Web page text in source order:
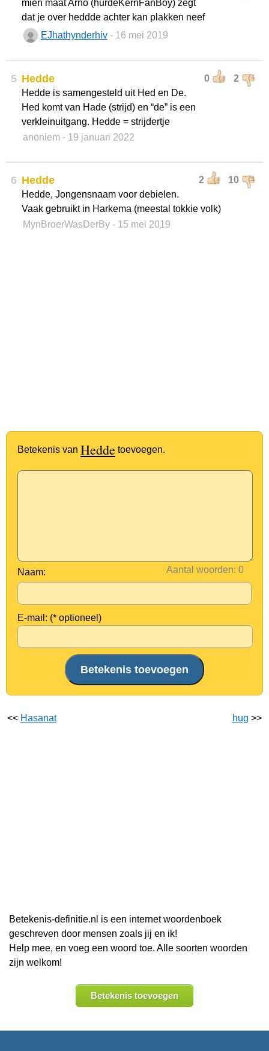
mien maat Arno (hurdeKernFanBoy) zegt
dat je over heddde achter kan plakken neef
EJhathynderhiv - 16 mei 2019
5 0 2
Hedde
Hedde is samengesteld uit Hed en De.
Hed komt van Hade (strijd) en “de” is een
verkleinuitgang. Hedde = strijdertje
anoniem - 19 januari 2022
6 2 10
Hedde
Hedde, Jongensnaam voor debielen.
Vaak gebruikt in Harkema (meestal tokkie volk)
MynBroerWasDerBy - 15 mei 2019
Betekenis van Hedde toevoegen.
Aantal woorden:
Naam:
E-mail: (* optioneel)
<< Hasanat hug >>
Betekenis-definitie.nl is een internet woordenboek
geschreven door mensen zoals jij en ik!
Help mee, en voeg een woord toe. Alle soorten woorden
zijn welkom!
Betekenis toevoegen